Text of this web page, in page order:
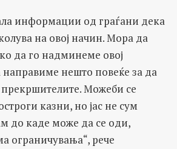
информации од граѓани дека
на овој начин. Мора да
да го надминеме овој
нешто повеќе за да
Можеби се
казни, но јас не сум
до каде може да се оди,
ограничувања“, рече